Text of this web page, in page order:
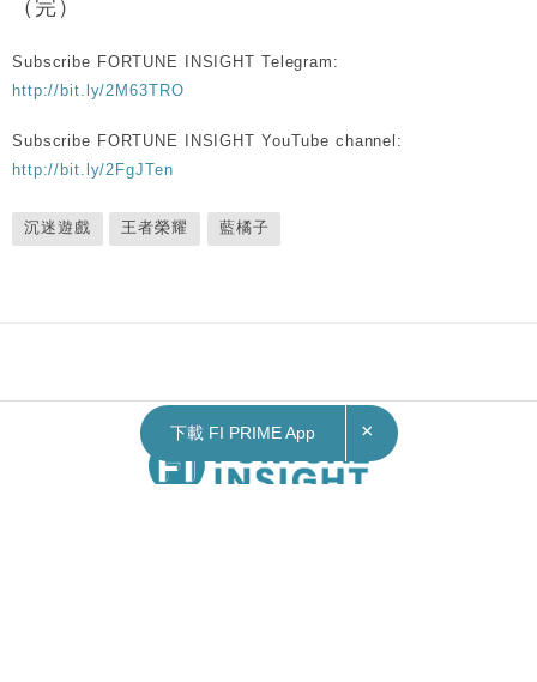
（完）
Subscribe FORTUNE INSIGHT Telegram:
http://bit.ly/2M63TRO
Subscribe FORTUNE INSIGHT YouTube channel:
http://bit.ly/2FgJTen
沉迷遊戲 王者榮耀 藍橘子
下載 FI PRIME App ×